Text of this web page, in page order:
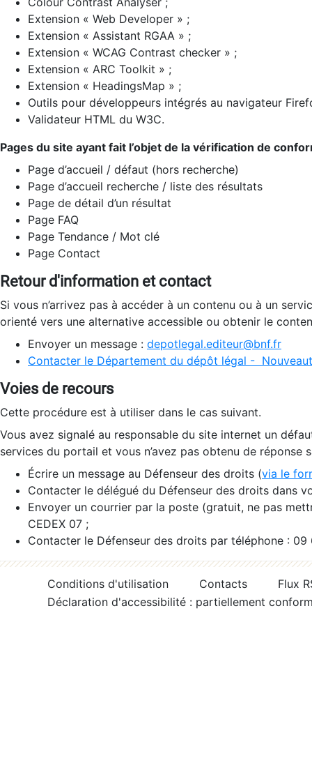
Extension « Web Developer » ;
Extension « Assistant RGAA » ;
Extension « WCAG Contrast checker » ;
Extension « ARC Toolkit » ;
Extension « HeadingsMap » ;
Outils pour développeurs intégrés au navigateur
Validateur HTML du W3C.
Pages du site ayant fait l’objet de la vérification de
Page d’accueil / défaut (hors recherche)
Page d’accueil recherche / liste des résultats
Page de détail d’un résultat
Page FAQ
Page Tendance / Mot clé
Page Contact
Retour d'information et contact
Si vous n’arrivez pas à accéder à un contenu ou à un
orienté vers une alternative accessible ou obtenir le
Envoyer un message : depotlegal.editeur@bnf.fr
Contacter le Département du dépôt légal -
Voies de recours
Cette procédure est à utiliser dans le cas suivant.
Vous avez signalé au responsable du site internet un
services du portail et vous n’avez pas obtenu de réponse
Écrire un message au Défenseur des droits (via le
Contacter le délégué du Défenseur des droits dans
Envoyer un courrier par la poste (gratuit, ne pas
CEDEX 07 ;
Contacter le Défenseur des droits par téléphone :
Conditions d'utilisation Contacts
Flux
Déclaration d'accessibilité : partiellement